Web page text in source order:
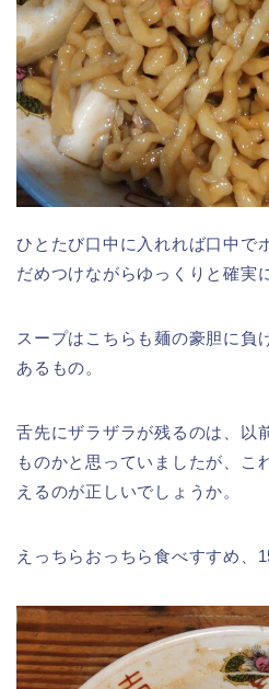
ひとたび口中に入れれば口中で
だめつけながらゆっくりと確実
スープはこちらも麺の豪胆に負
あるもの。
舌先にザラザラが残るのは、以
ものかと思っていましたが、こ
えるのが正しいでしょうか。
えっちらおっちら食べすすめ、